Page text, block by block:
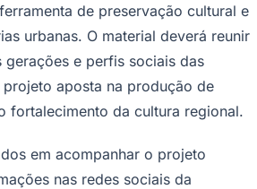
de preservação cultural e
urbanas. O material deverá reunir
gerações e perfis sociais das
aposta na produção de
fortalecimento da cultura regional.
em acompanhar o projeto
nas redes sociais da